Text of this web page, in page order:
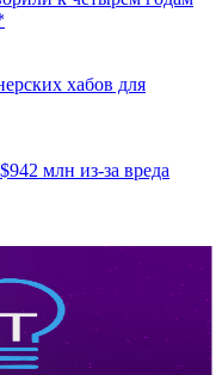
хабов для
млн из-за вреда